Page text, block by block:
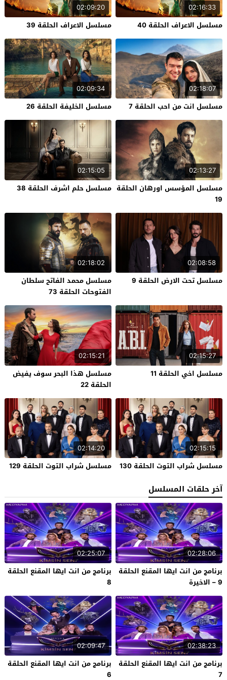
02:16:33
مسلسل الاعراف الحلقة 40
02:09:20
مسلسل الاعراف الحلقة 39
02:18:07
مسلسل انت من احب الحلقة 7
02:09:34
مسلسل الخليفة الحلقة 26
02:13:27
مسلسل المؤسس اورهان الحلقة
19
02:15:05
مسلسل حلم اشرف الحلقة 38
02:08:58
مسلسل تحت الارض الحلقة 9
02:18:02
مسلسل محمد الفاتح سلطان
الفتوحات الحلقة 73
02:15:27
مسلسل اخي الحلقة 11
02:15:21
مسلسل هذا البحر سوف يفيض
الحلقة 22
02:15:15
مسلسل شراب التوت الحلقة 130
02:14:20
مسلسل شراب التوت الحلقة 129
آخر حلقات المسلسل
02:28:06
برنامج من انت ايها المقنع الحلقة
9 – الاخيرة
02:25:07
برنامج من انت ايها المقنع الحلقة
8
02:38:23
برنامج من انت ايها المقنع الحلقة
7
02:09:47
برنامج من انت ايها المقنع الحلقة
6